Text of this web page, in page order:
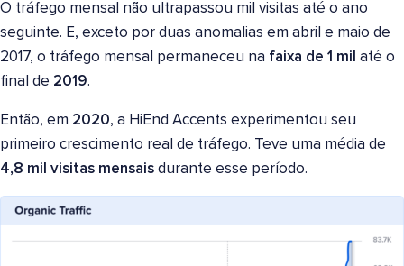
O tráfego mensal não ultrapassou mil visitas até o ano
seguinte. E, exceto por duas anomalias em abril e maio de
2017, o tráfego mensal permaneceu na faixa de 1 mil até o
final de 2019.
Então, em 2020, a HiEnd Accents experimentou seu
primeiro crescimento real de tráfego. Teve uma média de
4,8 mil visitas mensais durante esse período.